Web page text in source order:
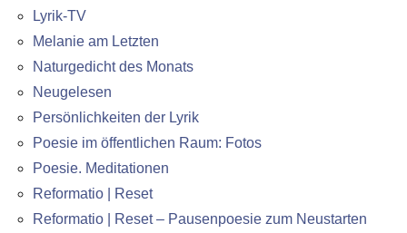
Lyrik-TV
Melanie am Letzten
Naturgedicht des Monats
Neugelesen
Persönlichkeiten der Lyrik
Poesie im öffentlichen Raum: Fotos
Poesie. Meditationen
Reformatio | Reset
Reformatio | Reset – Pausenpoesie zum Neustarten